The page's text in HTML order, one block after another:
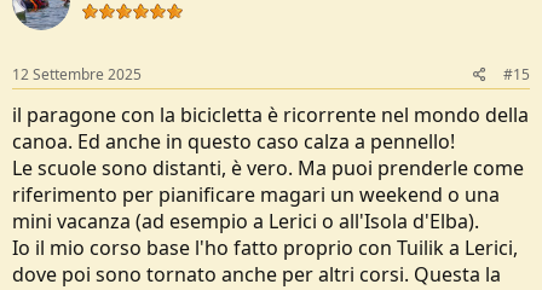
12 Settembre 2025 #15
il paragone con la bicicletta è ricorrente nel mondo della
canoa. Ed anche in questo caso calza a pennello!
Le scuole sono distanti, è vero. Ma puoi prenderle come
riferimento per pianificare magari un weekend o una
mini vacanza (ad esempio a Lerici o all'Isola d'Elba).
Io il mio corso base l'ho fatto proprio con Tuilik a Lerici,
dove poi sono tornato anche per altri corsi. Questa la